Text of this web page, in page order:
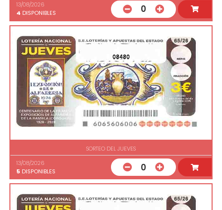
13/08/2026
4 DISPONIBLES 0
08480
SORTEO DEL JUEVES
13/08/2026
5 DISPONIBLES 0